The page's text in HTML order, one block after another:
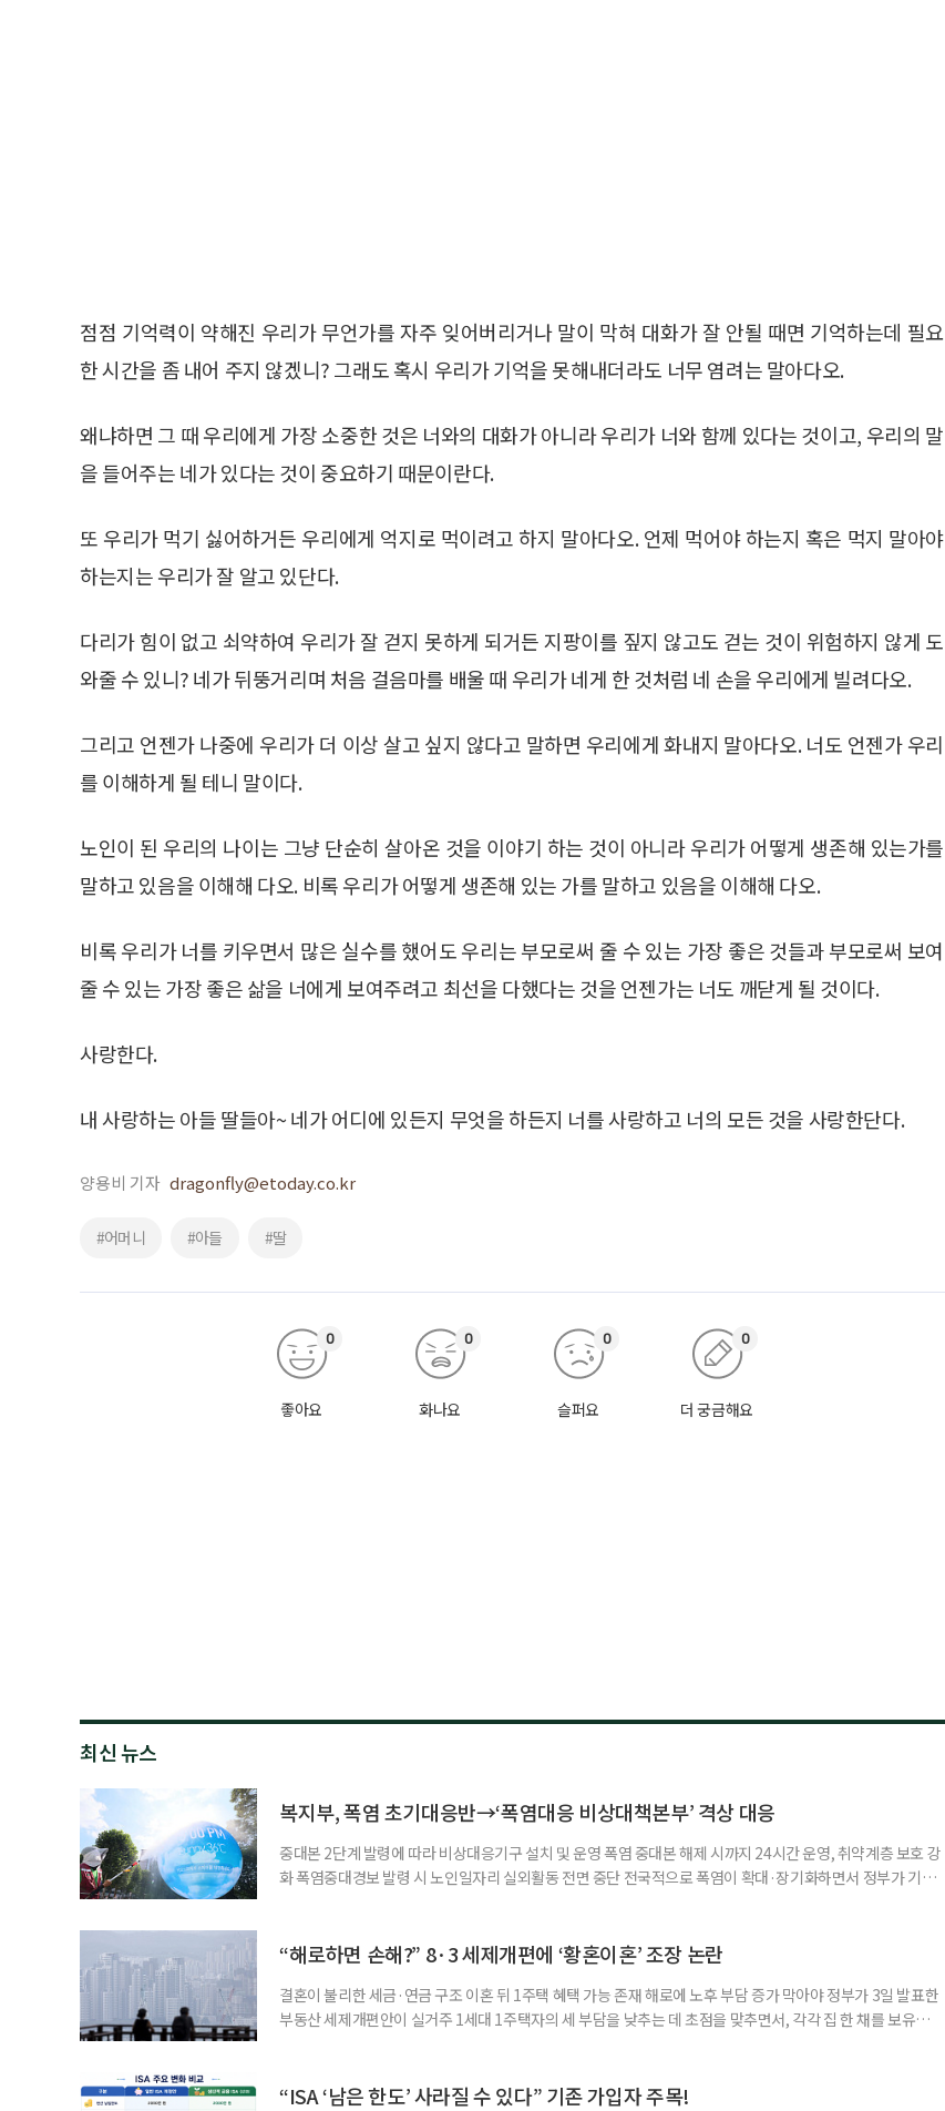
점점 기억력이 약해진 우리가 무언가를 자주 잊어버리거나 말이 막혀 대화가 잘 안될 때면 기억하는데 필요
한 시간을 좀 내어 주지 않겠니? 그래도 혹시 우리가 기억을 못해내더라도 너무 염려는 말아다오.
왜냐하면 그 때 우리에게 가장 소중한 것은 너와의 대화가 아니라 우리가 너와 함께 있다는 것이고, 우리의 말
을 들어주는 네가 있다는 것이 중요하기 때문이란다.
또 우리가 먹기 싫어하거든 우리에게 억지로 먹이려고 하지 말아다오. 언제 먹어야 하는지 혹은 먹지 말아야
하는지는 우리가 잘 알고 있단다.
다리가 힘이 없고 쇠약하여 우리가 잘 걷지 못하게 되거든 지팡이를 짚지 않고도 걷는 것이 위험하지 않게 도
와줄 수 있니? 네가 뒤뚱거리며 처음 걸음마를 배울 때 우리가 네게 한 것처럼 네 손을 우리에게 빌려다오.
그리고 언젠가 나중에 우리가 더 이상 살고 싶지 않다고 말하면 우리에게 화내지 말아다오. 너도 언젠가 우리
를 이해하게 될 테니 말이다.
노인이 된 우리의 나이는 그냥 단순히 살아온 것을 이야기 하는 것이 아니라 우리가 어떻게 생존해 있는가를
말하고 있음을 이해해 다오. 비록 우리가 어떻게 생존해 있는 가를 말하고 있음을 이해해 다오.
비록 우리가 너를 키우면서 많은 실수를 했어도 우리는 부모로써 줄 수 있는 가장 좋은 것들과 부모로써 보여
줄 수 있는 가장 좋은 삶을 너에게 보여주려고 최선을 다했다는 것을 언젠가는 너도 깨닫게 될 것이다.
사랑한다.
내 사랑하는 아들 딸들아~ 네가 어디에 있든지 무엇을 하든지 너를 사랑하고 너의 모든 것을 사랑한단다.
양용비 기자 dragonfly@etoday.co.kr
#어머니 #아들 #딸
좋아요
0
화나요
0
슬퍼요
0
더 궁금해요
0
최신 뉴스
복지부, 폭염 초기대응반→‘폭염대응 비상대책본부’ 격상 대응
중대본 2단계 발령에 따라 비상대응기구 설치 및 운영 폭염 중대본 해제 시까지 24시간 운영, 취약계층 보호 강
화 폭염중대경보 발령 시 노인일자리 실외활동 전면 중단 전국적으로 폭염이 확대·장기화하면서 정부가 기존
책본부(중대본) 2단계(심각)가 발령된 이후에도 폭염이 전국적으로 확대되고 장기화한 데 따른 것이다. 기존에
“해로하면 손해?” 8·3 세제개편에 ‘황혼이혼’ 조장 논란
결혼이 불리한 세금·연금 구조 이혼 뒤 1주택 혜택 가능 존재 해로에 노후 부담 증가 막아야 정부가 3일 발표한
부동산 세제개편안이 실거주 1세대 1주택자의 세 부담을 낮추는 데 초점을 맞추면서, 각각 집 한 채를 보유한
부가 각자 집 한 채씩을 보유하면 한 세대가 두 채를 가진 것으로 보지만, 실제 이혼해 주거와 생계를 분
“ISA ‘남은 한도’ 사라질 수 있다” 기존 가입자 주목!